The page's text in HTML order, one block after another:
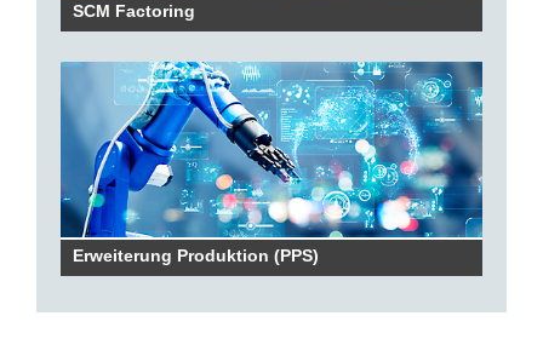
SCM Factoring
Erweiterung Produktion (PPS)